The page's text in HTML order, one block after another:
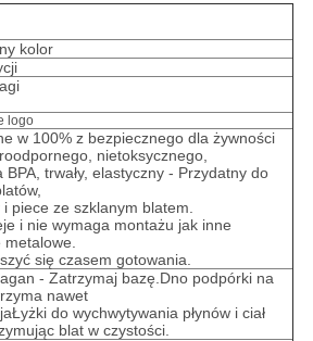
kolor
logo
w 100% z bezpiecznego dla żywności
nietoksycznego,
BPA, trwały, elastyczny - Przydatny do
i piece ze szklanym blatem.
i nie wymaga montażu jak inne
metalowe.
się czasem gotowania.
- Zatrzymaj bazę.Dno podpórki na
nawet
jaŁyżki do wychwytywania płynów i ciał
blat w czystości.